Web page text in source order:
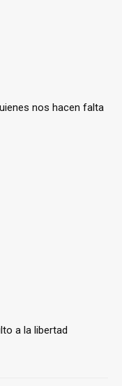
nos hacen falta
a la libertad